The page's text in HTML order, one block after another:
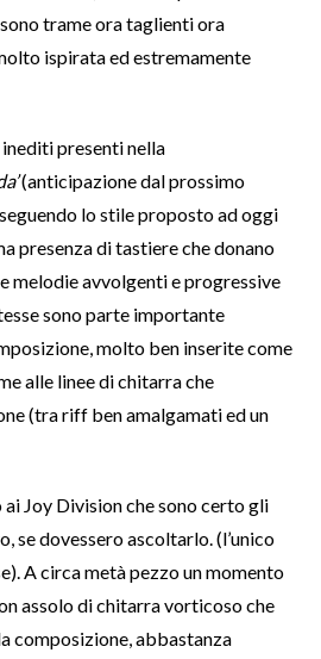
trame ora taglienti ora
ispirata ed estremamente
presenti nella
(anticipazione dal prossimo
lo stile proposto ad oggi
presenza di tastiere che donano
melodie avvolgenti e progressive
sono parte importante
molto ben inserite come
alle linee di chitarra che
(tra riff ben amalgamati ed un
Joy Division che sono certo gli
se dovessero ascoltarlo. (l’unico
A circa metà pezzo un momento
assolo di chitarra vorticoso che
composizione, abbastanza